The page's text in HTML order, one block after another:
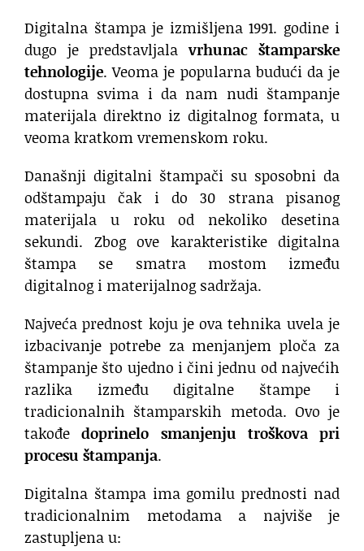
Digitalna štampa je izmišljena 1991. godine i
dugo je predstavljalavrhunac štamparske
tehnologije. Veoma je popularna budući da je
dostupna svima i da nam nudi štampanje
materijala direktno iz digitalnog formata, u
veoma kratkom vremenskom roku.
Današnji digitalni štampači su sposobni da
odštampaju čak i do 30 strana pisanog
materijala u roku od nekoliko desetina
sekundi. Zbog ove karakteristike digitalna
štampa se smatra mostom između
digitalnog i materijalnog sadržaja.
Najveća prednost koju je ova tehnika uvela je
izbacivanje potrebe za menjanjem ploča za
štampanje što ujedno i čini jednu od najvećih
razlika između digitalne štampe i
tradicionalnih štamparskih metoda. Ovo je
takođedoprinelo smanjenju troškova pri
procesu štampanja.
Digitalna štampa ima gomilu prednosti nad
tradicionalnim metodama a najviše je
zastupljena u: